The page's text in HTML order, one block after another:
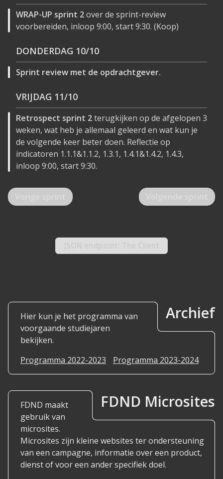
WRAP-UP sprint 2over de sprint-review
voorbereiden, inloop 9:00, start 9:30. (Koop)
DONDERDAG 10/10
Sprint review met de opdrachtgever.
VRIJDAG 11/10
Retrospect sprint 2terugkijken op de afgelopen 3
weken, wat heb je allemaal geleerd en wat kun je
de volgende keer beter doen. Reflectie op
indicatoren 1.1.1&1.1.2, 1.3.1, 1.4.1&1.4.2, 1.4.3,
inloop 9:00, start 9:30.
Archief
Hier kun je het programma van
voorgaande studiejaren
bekijken.
Programma 2022-2023
Programma 2023-2024
FDND Microsites
FDND maakt
gebruik van
microsites.
Microsites zijn kleine websites ter ondersteuning
van een campagne, informatie over een product,
dienst of voor een ander specifiek doel.